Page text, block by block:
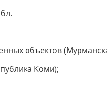
объектов
Коми);